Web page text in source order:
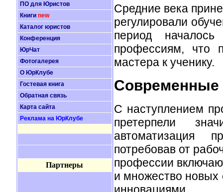
ПО для Юристов
Книги new
Каталог юристов
Конференция
ЮрЧат
Фотогалерея
О ЮрКлубе
Гостевая книга
Обратная связь
Карта сайта
Реклама на ЮрКлубе
Партнеры
Средние века
регулировали
период началось
профессиям, что
мастера к ученику.
Современные
С наступлением
претерпели
автоматизация
потребовав от
профессии
и множество новых
инновациями.